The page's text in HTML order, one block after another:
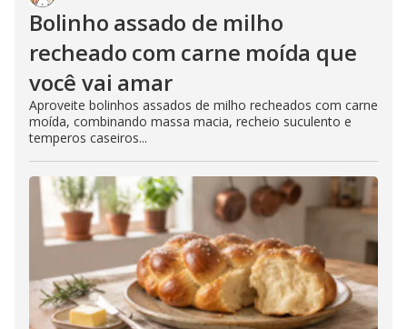
Bolinho assado de milho
recheado com carne moída que
você vai amar
Aproveite bolinhos assados de milho recheados com carne
moída, combinando massa macia, recheio suculento e
temperos caseiros...